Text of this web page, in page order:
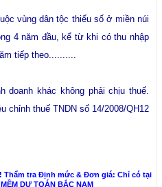
vùng dân tộc thiểu số ở miền núi
4 năm đầu, kể từ khi có thu nhập
tiếp theo..........
doanh khác không phải chịu thuế.
chỉnh thuế TNDN số 14/2008/QH12
Thẩm tra Định mức & Đơn giá: Chỉ có tại
DỰ TOÁN BẮC NAM